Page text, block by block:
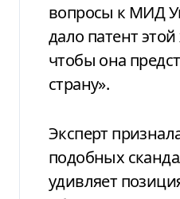
вопросы к МИД
дало патент
чтобы она
страну».
Эксперт
подобных
удивляет